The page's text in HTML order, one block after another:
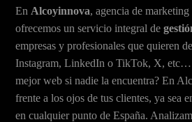
En Alcoyinnova, agencia de
ofrecemos un servicio integral de
empresas y profesionales que quieren
Instagram, LinkedIn o TikTok, X, etc…
mejor web si nadie la encuentra? En
frente a los ojos de tus clientes, ya sea
en cualquier punto de España.